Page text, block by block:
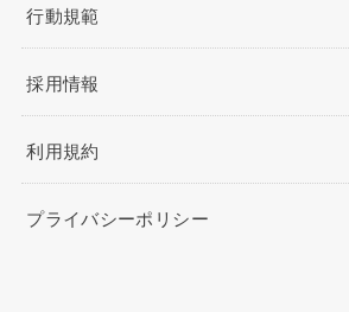
行動規範
採用情報
利用規約
プライバシーポリシー